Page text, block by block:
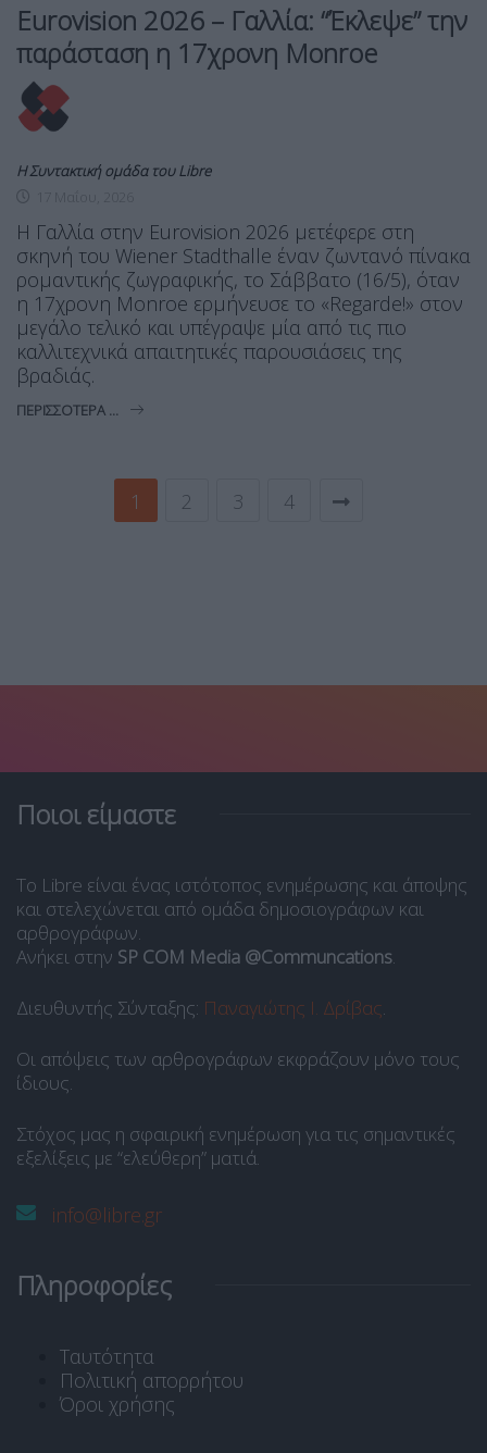
Eurovision 2026 – Γαλλία: “Έκλεψε” την
παράσταση η 17χρονη Monroe
Η Συντακτική ομάδα του Libre
Η Γαλλία στην Eurovision 2026 μετέφερε στη
σκηνή του Wiener Stadthalle έναν ζωντανό πίνακα
ρομαντικής ζωγραφικής, το Σάββατο (16/5), όταν
η 17χρονη Monroe ερμήνευσε το «Regarde!» στον
μεγάλο τελικό και υπέγραψε μία από τις πιο
καλλιτεχνικά απαιτητικές παρουσιάσεις της
βραδιάς.
ΠΕΡΙΣΣΌΤΕΡΑ ...
1 2 3 4
Ποιοι είμαστε
Το Libre είναι ένας ιστότοπος ενημέρωσης και άποψης
και στελεχώνεται από ομάδα δημοσιογράφων και
αρθρογράφων.
Ανήκει στην SP COM Media @Communcations.
Διευθυντής Σύνταξης: Παναγιώτης Ι. Δρίβας.
Οι απόψεις των αρθρογράφων εκφράζουν μόνο τους
ίδιους.
Στόχος μας η σφαιρική ενημέρωση για τις σημαντικές
εξελίξεις με “ελεύθερη” ματιά.
info@libre.gr
Πληροφορίες
Ταυτότητα
Πολιτική απορρήτου
Όροι χρήσης